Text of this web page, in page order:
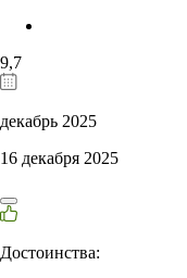
9,7
декабрь 2025
16 декабря 2025
Достоинства: